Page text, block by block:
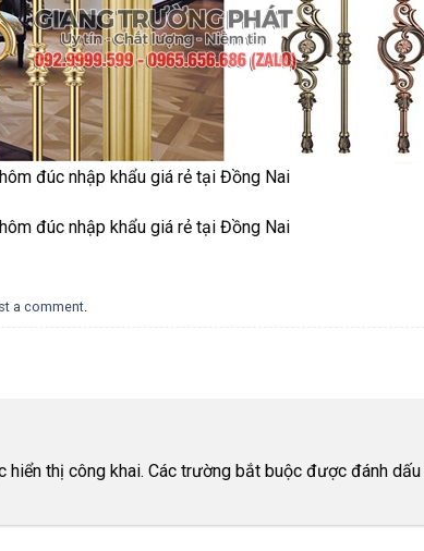
đúc nhập khẩu giá rẻ tại Đồng Nai
đúc nhập khẩu giá rẻ tại Đồng Nai
a comment
hiển thị công khai. Các trường bắt buộc được đánh dấu